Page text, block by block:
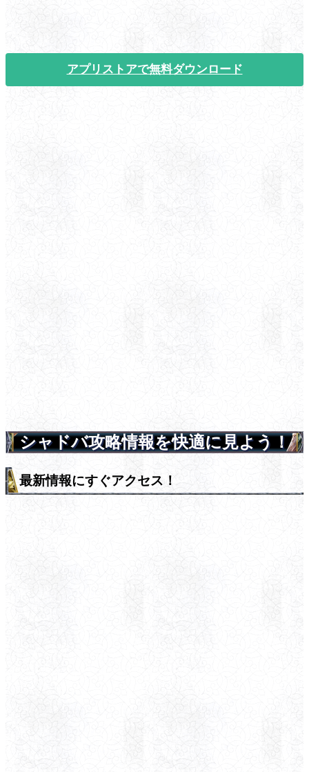
アプリストアで無料ダウンロード
シャドバ攻略情報を快適に見よう！
最新情報にすぐアクセス！